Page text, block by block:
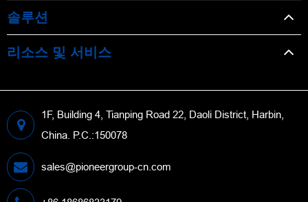
솔루션
리소스 및 서비스
1F, Building 4, Tianping Road 22, Daoli District, Harbin,
China. P.C.:150078
sales@pioneergroup-cn.com